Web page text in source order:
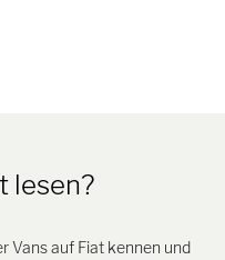
lesen?
Vans auf Fiat kennen und